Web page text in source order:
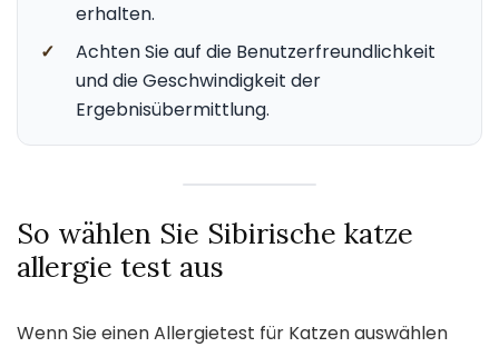
erhalten.
✓
Achten Sie auf die Benutzerfreundlichkeit
und die Geschwindigkeit der
Ergebnisübermittlung.
So wählen Sie Sibirische katze
allergie test aus
Wenn Sie einen Allergietest für Katzen auswählen